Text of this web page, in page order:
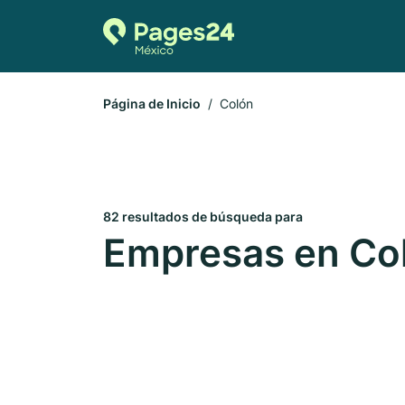
Página de Inicio Colón
82 resultados de búsqueda para
Empresas en